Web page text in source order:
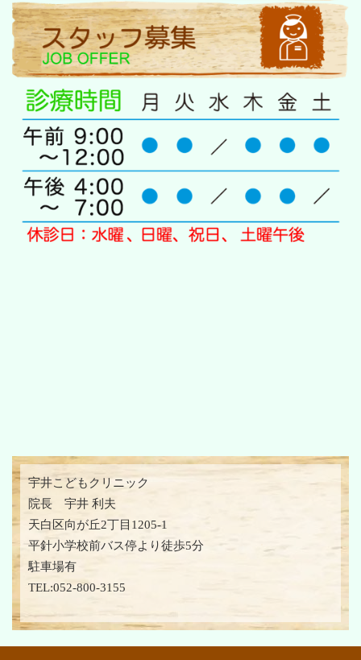
宇井こどもクリニック
院長 宇井 利夫
天白区向が丘2丁目1205-1
平針小学校前バス停より徒歩5分
駐車場有
TEL:052-800-3155